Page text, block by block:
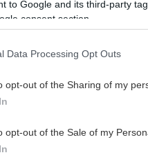
to Google and its third-party
consent section.
Data Processing Opt Outs
opt-out of the Sharing of my
opt-out of the Sale of my